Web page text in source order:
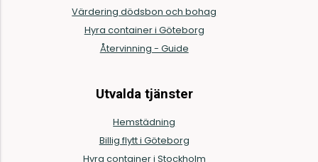
Värdering dödsbon och bohag
Hyra container i Göteborg
Återvinning - Guide
Utvalda tjänster
Hemstädning
Billig flytt i Göteborg
Hyra container i Stockholm